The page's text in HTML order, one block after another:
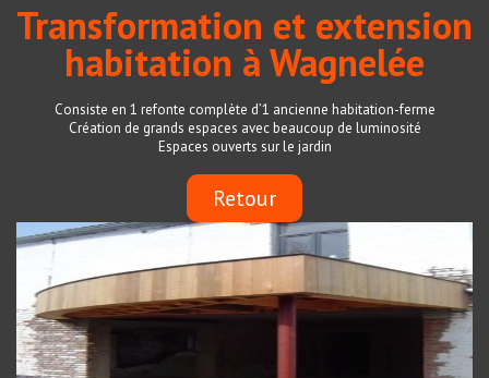
Transformation et extension
habitation à Wagnelée
Consiste en 1 refonte complète d’1 ancienne habitation-ferme
Création de grands espaces avec beaucoup de luminosité
Espaces ouverts sur le jardin
Retour